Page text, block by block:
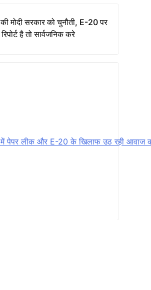
मोदी सरकार को चुनौती, E-20 पर
है तो सार्वजनिक करे